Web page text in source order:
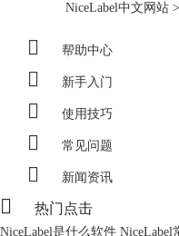
NiceLabel中文网站 >
 帮助中心
 新手入门
 使用技巧
 常见问题
 新闻资讯
 热门点击
NiceLabel是什么软件